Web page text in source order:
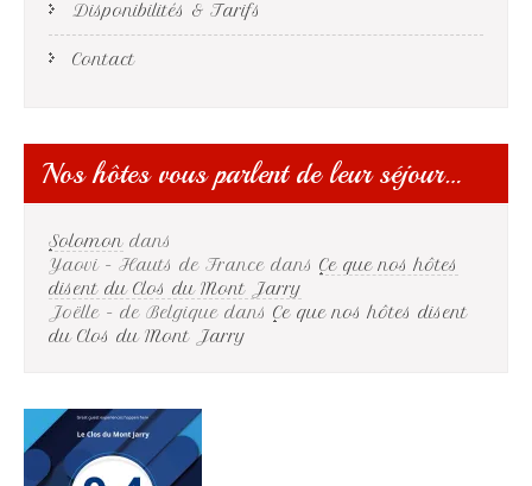
Disponibilités & Tarifs
Contact
Nos hôtes vous parlent de leur séjour…
Solomon dans
Yaovi - Hauts de France dans Ce que nos hôtes
disent du Clos du Mont Jarry
Joëlle - de Belgique dans Ce que nos hôtes disent
du Clos du Mont Jarry